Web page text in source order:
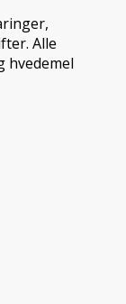
Alle
hvedemel